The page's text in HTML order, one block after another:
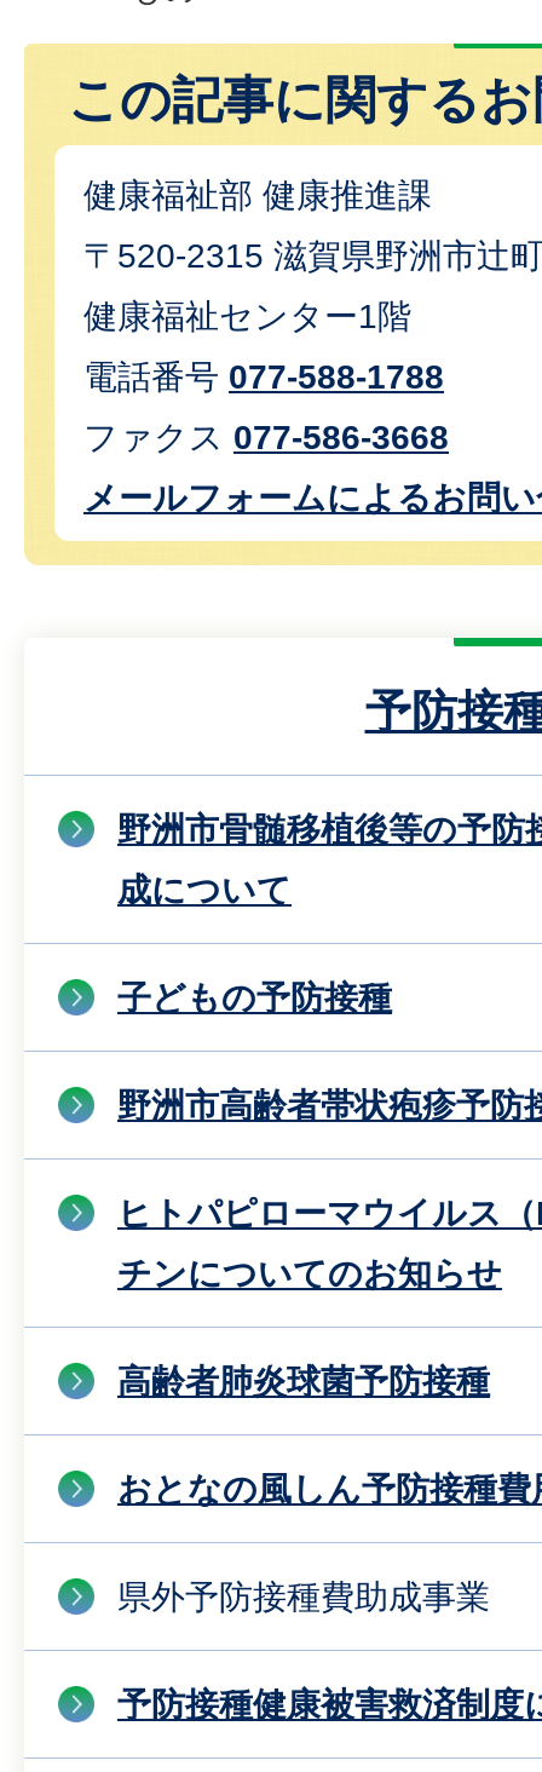
この記事に関する
健康福祉部 健康推進課
〒520-2315 滋賀県野洲市辻
健康福祉センター1階
電話番号 077-588-1788
ファクス 077-586-3668
メールフォームによるお問
予防接
野洲市骨髄移植後等の予防
成について
子どもの予防接種
野洲市高齢者帯状疱疹予防
ヒトパピローマウイルス
チンについてのお知らせ
高齢者肺炎球菌予防接種
おとなの風しん予防接種費
県外予防接種費助成事業
予防接種健康被害救済制度